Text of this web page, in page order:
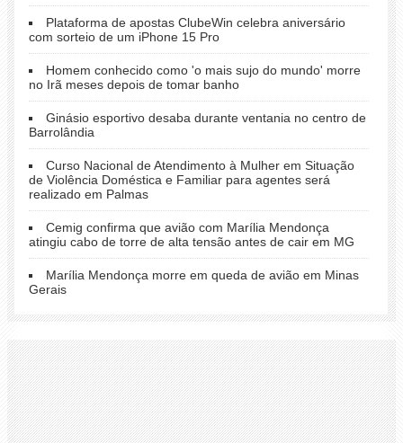
Plataforma de apostas ClubeWin celebra aniversário
com sorteio de um iPhone 15 Pro
Homem conhecido como 'o mais sujo do mundo' morre
no Irã meses depois de tomar banho
Ginásio esportivo desaba durante ventania no centro de
Barrolândia
Curso Nacional de Atendimento à Mulher em Situação
de Violência Doméstica e Familiar para agentes será
realizado em Palmas
Cemig confirma que avião com Marília Mendonça
atingiu cabo de torre de alta tensão antes de cair em MG
Marília Mendonça morre em queda de avião em Minas
Gerais